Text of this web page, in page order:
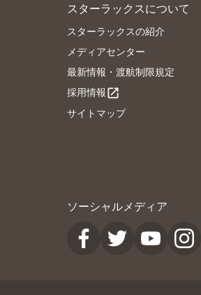
スターラックスについて
スターラックスの紹介
メディアセンター
最新情報・渡航制限規定
採用情報open_in_new
サイトマップ
ソーシャルメディア